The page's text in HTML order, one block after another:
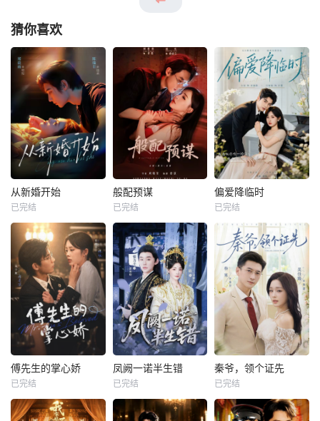
猜你喜欢
从新婚开始
已完结
般配预谋
已完结
偏爱降临时
已完结
傅先生的掌心娇
已完结
凤阙一诺半生错
已完结
秦爷，领个证先
已完结